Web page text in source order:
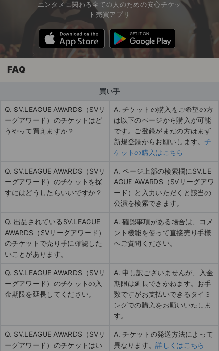
エンタメに関わる全ての人のための安心チケッ
ト売買アプリ
FAQ
買い手
Q. SV.LEAGUE AWARDS（SVリ
ーグアワード）のチケットはど
うやって買えますか？
A. チケットの購入をご希望の方
は以下のページから購入が可能
です。ご登録がまだの方はまず
新規登録からお願いします。 チ
ケットの購入はこちら
Q. SV.LEAGUE AWARDS（SVリ
ーグアワード）のチケットを探
すにはどうしたらいいですか？
A. ページ上部の検索欄にSV.LE
AGUE AWARDS（SVリーグアワ
ード）と入力いただくと該当の
公演を検索できます。
Q. 出品されているSV.LEAGUE
AWARDS（SVリーグアワード）
のチケットで売り手に確認した
いことがあります。
A. 確認事項がある場合は、コメ
ント機能を使って直接売り手様
へご質問ください。
Q. SV.LEAGUE AWARDS（SVリ
ーグアワード）のチケットの入
金期限を延長してください。
A. 申し訳ございませんが、入金
期限は延長できかねます。お手
数ですがお支払いできるタイミ
ングでの購入をお願いいたしま
す。
Q. SV.LEAGUE AWARDS（SVリ
ーグアワード）のチケットはい
A. チケットの発送方法によって
異なります。詳しくはこちら